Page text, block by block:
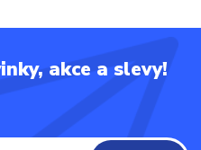
akce a slevy!